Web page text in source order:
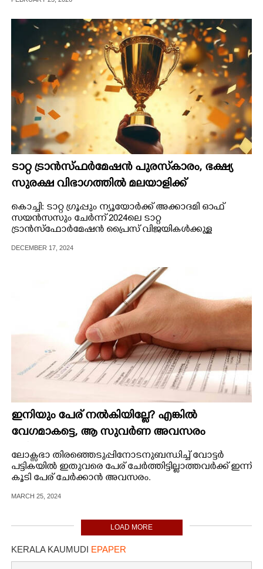
CARTOONS
LITERATURE
ZOOM
CONTACT US
ടാറ്റ ട്രാന്‍സ്ഫര്‍മേഷന്‍ പുരസ്‌കാരം, ഭക്ഷ്യ
സുരക്ഷ വിഭാഗത്തില്‍ മലയാളിക്ക്
കൊച്ചി: ടാറ്റ ഗ്രൂപ്പും ന്യൂയോര്‍ക്ക് അക്കാദമി ഓഫ്
സയന്‍സസും ചേര്‍ന്ന് 2024ലെ ടാറ്റ
ട്രാന്‍സ്ഫോര്‍മേഷന്‍ പ്രൈസ് വിജയികള്‍ക്കുള്ള
നടന്ന ചടങ്ങില്‍ സമ്മാനിച്ചു.
DECEMBER 17, 2024
ഇനിയും പേര് നൽകിയില്ലേ?​ എങ്കിൽ
വേഗമാകട്ടെ,​ ആ സുവർണ അവസരം
ലഭിക്കാൻ ഇന്നാണ് അവസാന ചാൻസ്
ലോ‌ക്സഭാ തിരഞ്ഞെടുപ്പിനോടനുബന്ധിച്ച് വോട്ടർ
പട്ടികയിൽ ഇതുവരെ പേര് ചേർത്തിട്ടില്ലാത്തവർക്ക് ഇന്ന്
കൂടി പേര് ചേർക്കാൻ അവസരം.
MARCH 25, 2024
LOAD MORE
KERALA KAUMUDI EPAPER